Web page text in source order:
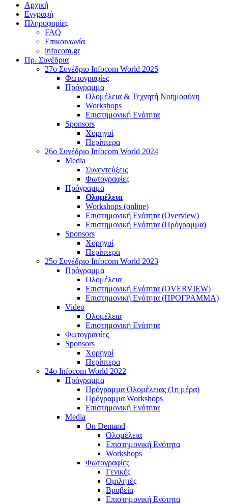
Αρχική
Εγγραφή
Πληροφορίες
FAQ
Επικοινωνία
infocom.gr
Πρ. Συνέδρια
27o Συνέδριο Infocom World 2025
Φωτογραφίες
Πρόγραμμα
Ολομέλεια & Τεχνητή Νοημοσύνη
Workshops
Επιστημονική Ενότητα
Sponsors
Χορηγοί
Περίπτερα
26o Συνέδριο Infocom World 2024
Media
Συνεντεύξεις
Φωτογραφίες
Πρόγραμμα
Ολομέλεια
Workshops (online)
Επιστημονική Ενότητα (Overview)
Επιστημονική Ενότητα (Πρόγραμμα)
Sponsors
Χορηγοί
Περίπτερα
25o Συνέδριο Infocom World 2023
Πρόγραμμα
Ολομέλεια
Επιστημονική Ενότητα (OVERVIEW)
Επιστημονική Ενότητα (ΠΡΟΓΡΑΜΜΑ)
Video
Ολομέλεια
Επιστημονική Ενότητα
Φωτογραφίες
Sponsors
Χορηγοί
Περίπτερα
24o Infocom World 2022
Πρόγραμμα
Πρόγραμμα Ολομέλειας (1η μέρα)
Πρόγραμμα Workshops
Επιστημονική Ενότητα
Media
On Demand
Ολομέλεια
Επιστημονική Ενότητα
Workshops
Φωτογραφίες
Γενικές
Ομιλητές
Βραβεία
Επιστημονική Ενότητα